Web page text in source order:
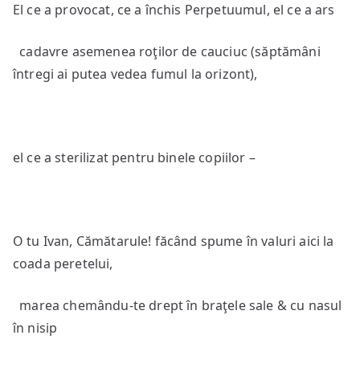
El ce a provocat, ce a închis Perpetuumul, el ce a ars
cadavre asemenea roţilor de cauciuc (săptămâni
întregi ai putea vedea fumul la orizont),
el ce a sterilizat pentru binele copiilor –
O tu Ivan, Cămătarule! făcând spume în valuri aici la
coada peretelui,
marea chemându-te drept în braţele sale & cu nasul
în nisip